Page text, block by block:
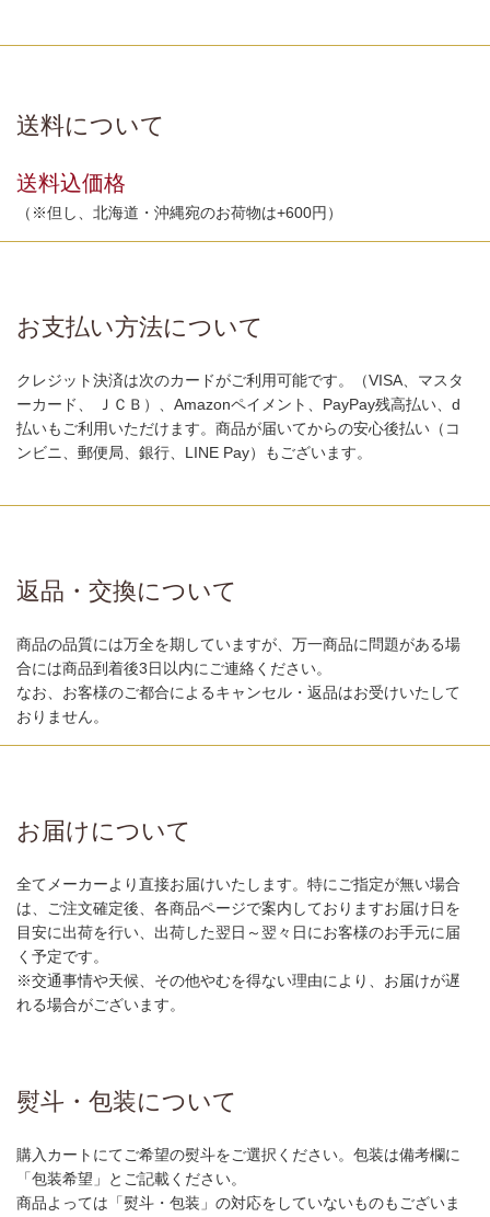
送料について
送料込価格
（※但し、北海道・沖縄宛のお荷物は+600円）
お支払い方法について
クレジット決済は次のカードがご利用可能です。（VISA、マスタ
ーカード、 ＪＣＢ）、Amazonペイメント、PayPay残高払い、d
払いもご利用いただけます。商品が届いてからの安心後払い（コ
ンビニ、郵便局、銀行、LINE Pay）もございます。
返品・交換について
商品の品質には万全を期していますが、万一商品に問題がある場
合には商品到着後3日以内にご連絡ください。
なお、お客様のご都合によるキャンセル・返品はお受けいたして
おりません。
お届けについて
全てメーカーより直接お届けいたします。特にご指定が無い場合
は、ご注文確定後、各商品ページで案内しておりますお届け日を
目安に出荷を行い、出荷した翌日～翌々日にお客様のお手元に届
く予定です。
※交通事情や天候、その他やむを得ない理由により、お届けが遅
れる場合がございます。
熨斗・包装について
購入カートにてご希望の熨斗をご選択ください。包装は備考欄に
「包装希望」とご記載ください。
商品よっては「熨斗・包装」の対応をしていないものもございま